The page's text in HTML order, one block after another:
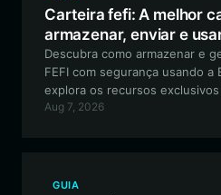
Carteira fefi: A melhor
armazenar, enviar e
Descubra como armazenar e
FEFI com segurança usando a
explora os recursos
Finance e fornece um passo a
Aug 7, 2026
GUIA